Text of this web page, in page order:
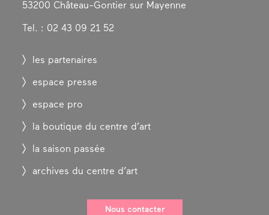
53200 Château-Gontier sur Mayenne
Tel. : 02 43 09 21 52
les partenaires
espace presse
espace pro
la boutique du centre d’art
la saison passée
archives du centre d’art
Nous contacter